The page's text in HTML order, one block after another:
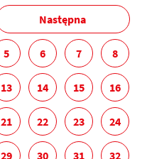
Następna
5 6 7 8
13 14 15 16
21 22 23 24
29 30 31 32